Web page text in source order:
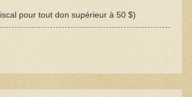
pour tout don supérieur à 50 $)